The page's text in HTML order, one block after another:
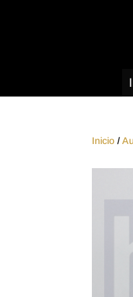
Inicio /